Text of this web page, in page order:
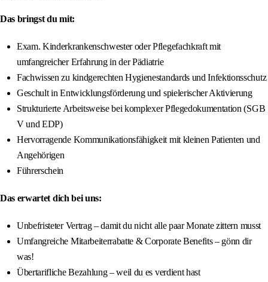
Das bringst du mit:
Exam. Kinderkrankenschwester oder Pflegefachkraft mit
umfangreicher Erfahrung in der Pädiatrie
Fachwissen zu kindgerechten Hygienestandards und Infektionsschutz
Geschult in Entwicklungsförderung und spielerischer Aktivierung
Strukturierte Arbeitsweise bei komplexer Pflegedokumentation (SGB
V und EDP)
Hervorragende Kommunikationsfähigkeit mit kleinen Patienten und
Angehörigen
Führerschein
Das erwartet dich bei uns:
Unbefristeter Vertrag – damit du nicht alle paar Monate zittern musst
Umfangreiche Mitarbeiterrabatte & Corporate Benefits – gönn dir
was!
Übertarifliche Bezahlung – weil du es verdient hast